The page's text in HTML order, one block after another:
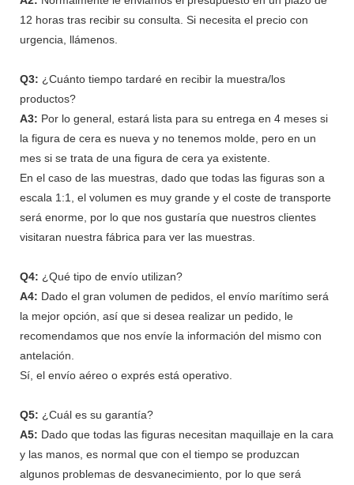
12 horas tras recibir su consulta. Si necesita el precio con
urgencia, llámenos.
Q3: ¿Cuánto tiempo tardaré en recibir la muestra/los
productos?
A3: Por lo general, estará lista para su entrega en 4 meses si
la figura de cera es nueva y no tenemos molde, pero en un
mes si se trata de una figura de cera ya existente.
En el caso de las muestras, dado que todas las figuras son a
escala 1:1, el volumen es muy grande y el coste de transporte
será enorme, por lo que nos gustaría que nuestros clientes
visitaran nuestra fábrica para ver las muestras.
Q4: ¿Qué tipo de envío utilizan?
A4: Dado el gran volumen de pedidos, el envío marítimo será
la mejor opción, así que si desea realizar un pedido, le
recomendamos que nos envíe la información del mismo con
antelación.
Sí, el envío aéreo o exprés está operativo.
Q5: ¿Cuál es su garantía?
A5: Dado que todas las figuras necesitan maquillaje en la cara
y las manos, es normal que con el tiempo se produzcan
algunos problemas de desvanecimiento, por lo que será